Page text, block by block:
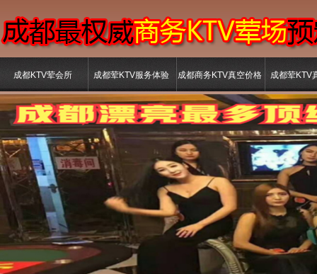
成都KTV荤会所 成都荤KTV服务体验 成都商务KTV真空价格 成都荤KTV